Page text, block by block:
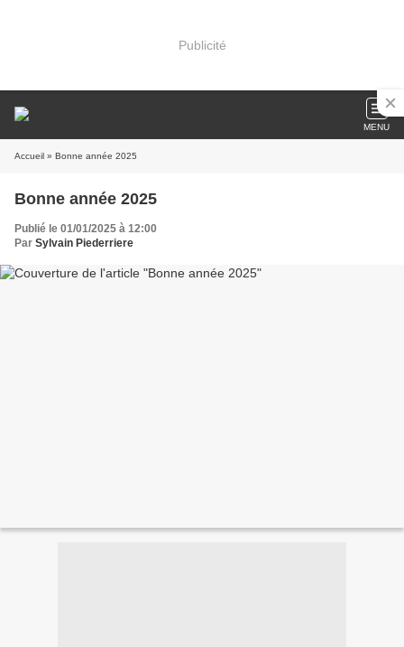
Publicité
MENU
Accueil » Bonne année 2025
Bonne année 2025
Publié le 01/01/2025 à 12:00
Par Sylvain Piederriere